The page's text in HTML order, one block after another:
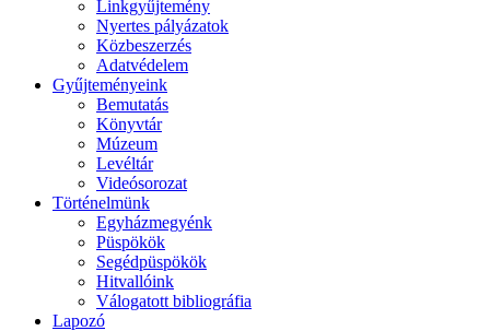
Linkgyűjtemény
Nyertes pályázatok
Közbeszerzés
Adatvédelem
Gyűjteményeink
Bemutatás
Könyvtár
Múzeum
Levéltár
Videósorozat
Történelmünk
Egyházmegyénk
Püspökök
Segédpüspökök
Hitvallóink
Válogatott bibliográfia
Lapozó